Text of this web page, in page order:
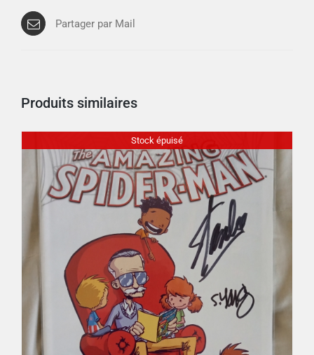
Partager par Mail
Produits similaires
Stock épuisé